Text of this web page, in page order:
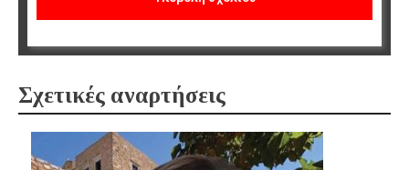
Σχετικές αναρτήσεις